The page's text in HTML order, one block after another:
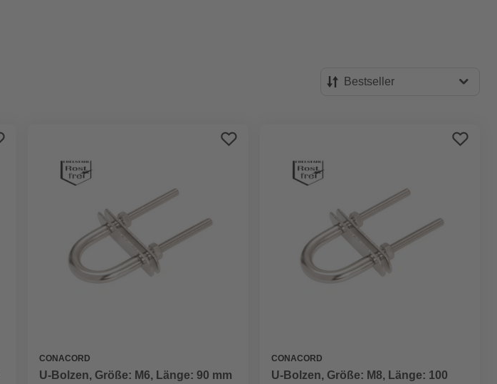
Bestseller
CONACORD
U-Bolzen, Größe: M6, Länge: 90 mm
CONACORD
U-Bolzen, Größe: M8, Länge: 100